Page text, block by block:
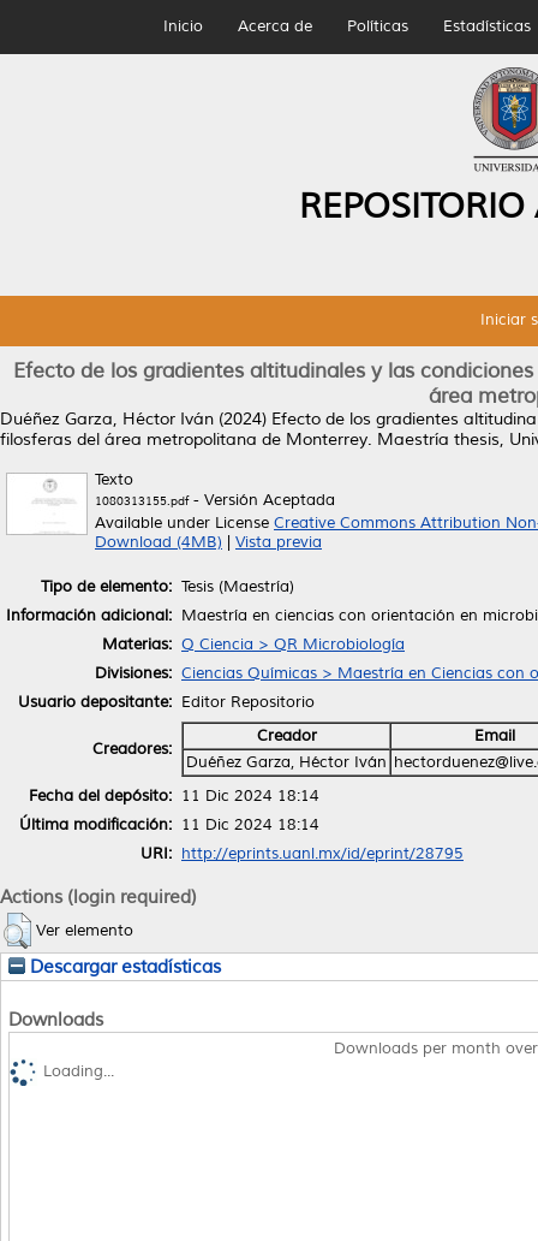
Inicio Acerca de Políticas Estadísticas
Iniciar
Efecto de los gradientes altitudinales y las
área
Duéñez Garza, Héctor Iván (2024) Efecto de los gradientes
filosferas del área metropolitana de Monterrey. Maestría thesis,
Texto
1080313155.pdf- Versión Aceptada
Available under License Creative Commons Attribution
Download (4MB)
Vista previa
Tipo de elemento: Tesis (Maestría)
Información adicional: Maestría en ciencias con orientación en
Materias: Q Ciencia > QR Microbiología
Divisiones: Ciencias Químicas > Maestría en Ciencias
Usuario depositante: Editor Repositorio
Creadores:
Creador
Email
Duéñez Garza, Héctor Iván
Fecha del depósito: 11 Dic 2024 18:14
Última modificación: 11 Dic 2024 18:14
URI: http://eprints.uanl.mx/id/eprint/28795
Actions (login required)
Ver elemento
Descargar estadísticas
Downloads
Downloads per month
Loading...